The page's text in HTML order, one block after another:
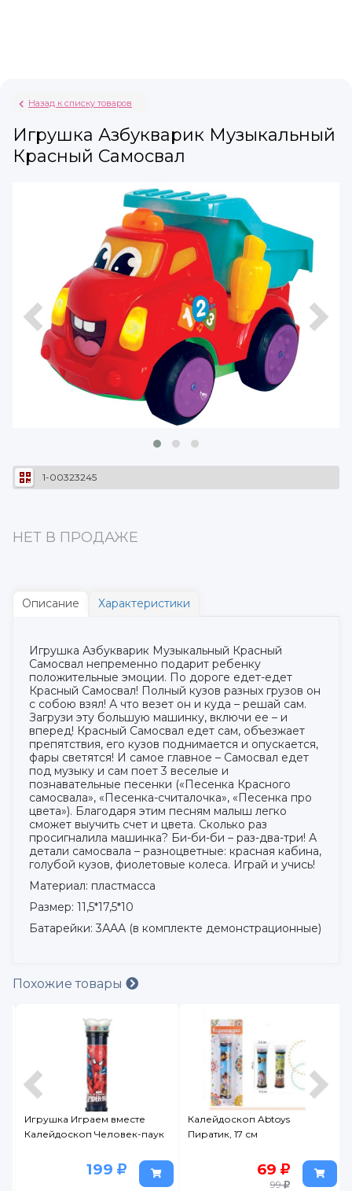
Назад к списку товаров
Игрушка Азбукварик Музыкальный
Красный Самосвал
1-00323245
НЕТ В ПРОДАЖЕ
Описание Характеристики
Игрушка Азбукварик Музыкальный Красный
Самосвал непременно подарит ребенку
положительные эмоции. По дороге едет-едет
Красный Самосвал! Полный кузов разных грузов он
с собою взял! А что везет он и куда – решай сам.
Загрузи эту большую машинку, включи ее – и
вперед! Красный Самосвал едет сам, объезжает
препятствия, его кузов поднимается и опускается,
фары светятся! И самое главное – Самосвал едет
под музыку и сам поет 3 веселые и
познавательные песенки («Песенка Красного
самосвала», «Песенка-считалочка», «Песенка про
цвета»). Благодаря этим песням малыш легко
сможет выучить счет и цвета. Сколько раз
просигналила машинка? Би-би-би – раз-два-три! А
детали самосвала – разноцветные: красная кабина,
голубой кузов, фиолетовые колеса. Играй и учись!
Материал: пластмасса
Размер: 11,5*17,5*10
Батарейки: 3ААА (в комплекте демонстрационные)
Похожие товары
Игрушка Играем вместе
Калейдоскоп Человек-паук
199
Калейдоскоп Abtoys
Пиратик, 17 см
69
99